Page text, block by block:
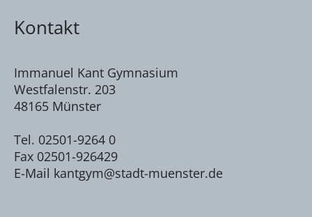
Kontakt
Immanuel Kant Gymnasium
Westfalenstr. 203
48165 Münster
Tel. 02501-9264 0
Fax 02501-926429
E-Mail kantgym@stadt-muenster.de